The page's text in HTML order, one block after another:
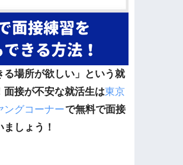
る場所が欲しい」という就
面接が不安な就活生は東京
ングコーナーで無料で面接
しょう！